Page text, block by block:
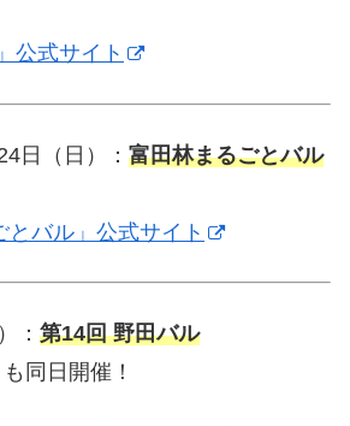
公式サイト
日（日）： 富田林まるごとバル
とバル」公式サイト
： 第14回 野田バル
同日開催！